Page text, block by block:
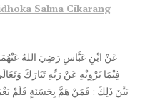
Salma Cikarang
عَنْ ابْنِ عَبَّاسِ رَضِيَ اللهُ
فِيْمَا يَرْوِيْهِ عَنْ رَبِّهِ تَبَارَكَ
بَيَّنَ ذَلِكَ : فَمَنْ هَمَّ بِحَسَنَةٍ فَلَمْ